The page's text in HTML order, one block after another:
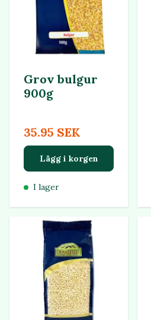
Grov bulgur
900g
35.95 SEK
Lägg i korgen
I lager